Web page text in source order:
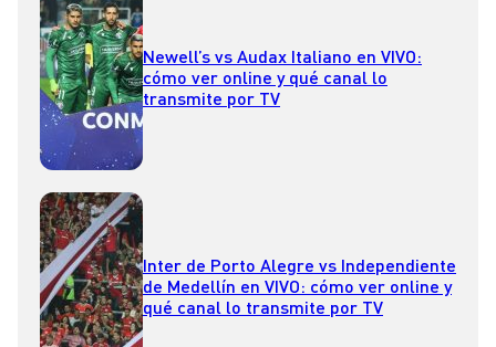
Newell’s vs Audax Italiano en VIVO:
cómo ver online y qué canal lo
transmite por TV
Inter de Porto Alegre vs Independiente
de Medellín en VIVO: cómo ver online y
qué canal lo transmite por TV